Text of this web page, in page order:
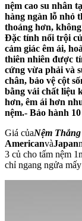
nệm cao su nhân
hàng ngàn lỗ nhỏ
thoáng hơn,
Đặc tính nổi trội
cảm giác êm ái,
thiên nhiên được
cứng vừa phải và
chân, bảo vệ cột
bằng vải chất liệu
hơn, êm ái hơn
nệm.- Bảo hành
Giá củaNệm
AmericanvàJapan
3 củ cho tấm nệm
chỉ ngang ngửa